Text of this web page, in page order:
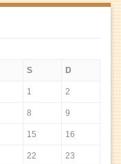
S D
1 2
8 9
15 16
22 23